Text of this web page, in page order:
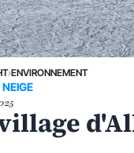
›ENVIRONNEMENT